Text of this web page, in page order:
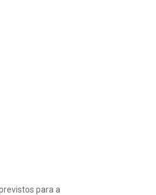
para a